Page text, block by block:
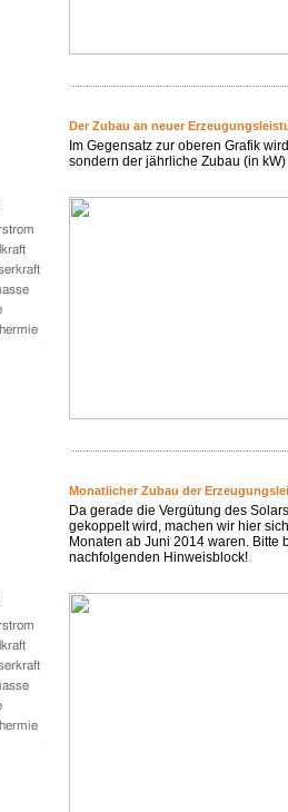
Der Zubau an neuer
Im Gegensatz zur oberen Grafik
sondern der jährliche Zubau (in
Monatlicher Zubau der
Da gerade die Vergütung des
gekoppelt wird, machen wir hier
Monaten ab Juni 2014 waren. Bitte
nachfolgenden Hinweisblock!